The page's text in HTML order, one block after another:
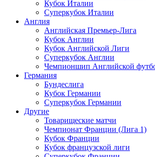
Кубок Италии
Суперкубок Италии
Англия
Английская Премьер-Лига
Кубок Англии
Кубок Английской Лиги
Суперкубок Англии
Чемпионшип Английской
Германия
Бундеслига
Кубок Германии
Суперкубок Германии
Другие
Товарищеские матчи
Чемпионат Франции (Лига 1)
Кубок Франции
Кубок французской лиги